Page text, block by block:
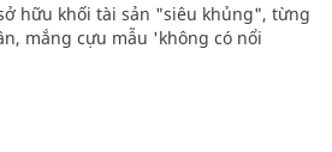
hữu khối tài sản "siêu khủng", từng
mắng cựu mẫu 'không có nổi